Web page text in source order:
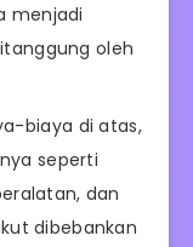
menjadi
oleh
biaya di atas,
seperti
dan
dibebankan